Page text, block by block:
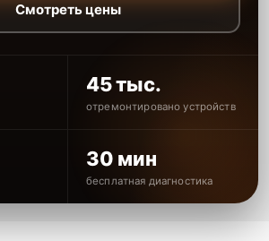
Смотреть цены
45 тыс.
отремонтировано устройств
30 мин
бесплатная диагностика